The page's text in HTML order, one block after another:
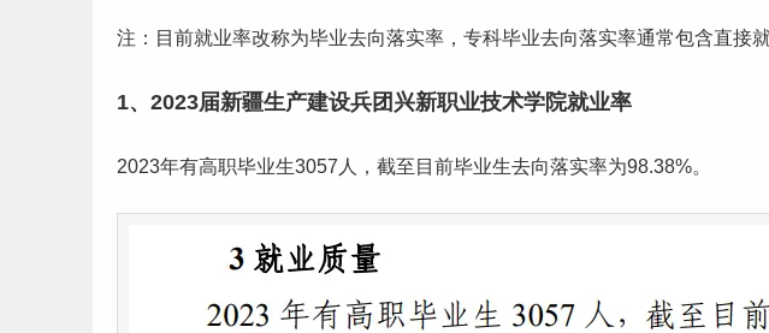
注：目前就业率改称为毕业去向落实率，专科毕业去向落实率通常包含直接
1、2023届新疆生产建设兵团兴新职业技术学院就业率
2023年有高职毕业生3057人，截至目前毕业生去向落实率为98.38%。